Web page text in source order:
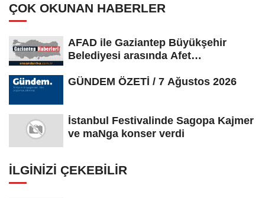
ÇOK OKUNAN HABERLER
AFAD ile Gaziantep Büyükşehir
Belediyesi arasında Afet
GÜNDEM ÖZETİ / 7 Ağustos 2026
İstanbul Festivalinde Sagopa Kajmer
ve maNga konser verdi
İLGINIZI ÇEKEBILIR